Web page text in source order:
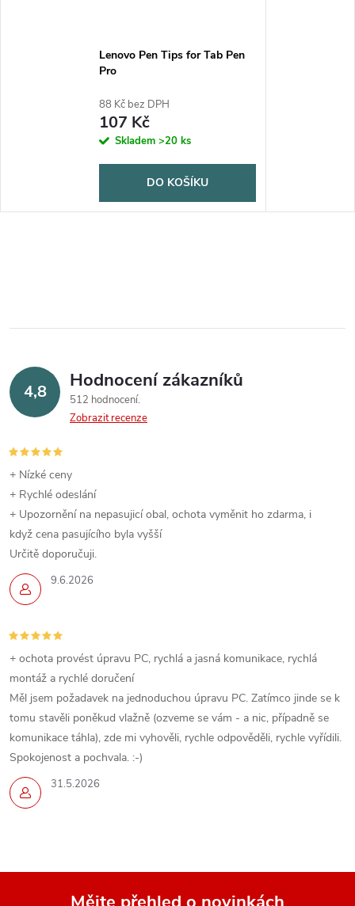
Lenovo Pen Tips for Tab Pen
Pro
88 Kč bez DPH
107 Kč
Skladem >20 ks
DO KOŠÍKU
4,8 Hodnocení zákazníků
512 hodnocení
Zobrazit recenze
9.6.2026
+ Nízké ceny
+ Rychlé odeslání
+ Upozornění na nepasujicí obal, ochota vyměnit ho zdarma, i
když cena pasujícího byla vyšší
Určitě doporučuji.
31.5.2026
+ ochota provést úpravu PC, rychlá a jasná komunikace, rychlá
montáž a rychlé doručení
Měl jsem požadavek na jednoduchou úpravu PC. Zatímco jinde se k
tomu stavěli poněkud vlažně (ozveme se vám - a nic, případně se
komunikace táhla), zde mi vyhověli, rychle odpověděli, rychle vyřídili.
Spokojenost a pochvala. :-)